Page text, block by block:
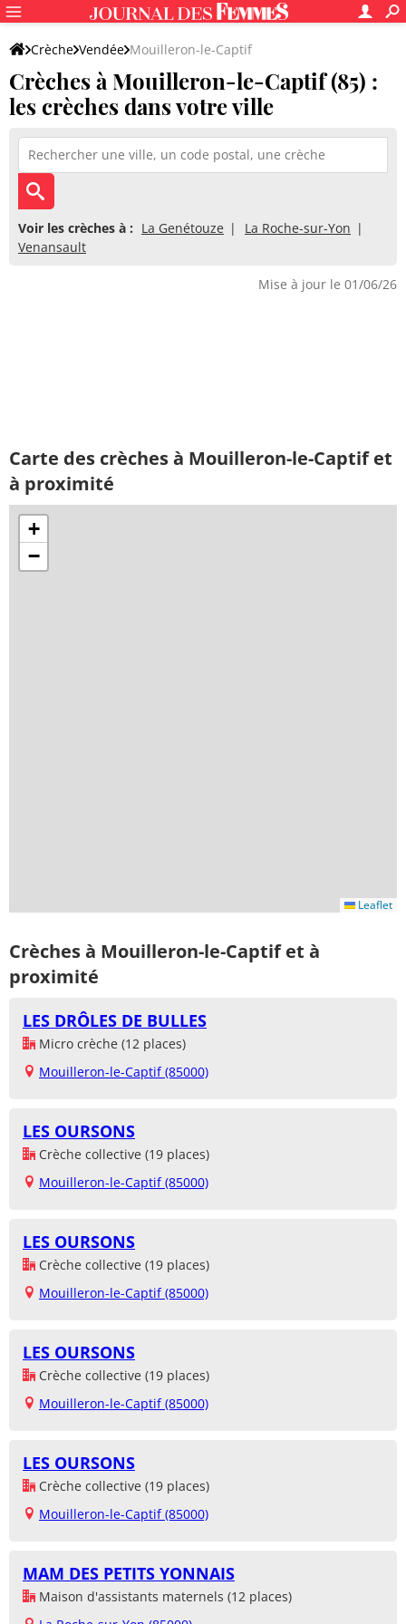
Crèche Vendée Mouilleron-le-Captif
Crèches à Mouilleron-le-Captif (85) :
les crèches dans votre ville
Voir les crèches à : La Genétouze
La Roche-sur-Yon
Venansault
Mise à jour le 01/06/26
Carte des crèches à Mouilleron-le-Captif et
à proximité
+
−
Leaflet
Crèches à Mouilleron-le-Captif et à
proximité
LES DRÔLES DE BULLES
Micro crèche (12 places)
Mouilleron-le-Captif (85000)
LES OURSONS
Crèche collective (19 places)
Mouilleron-le-Captif (85000)
LES OURSONS
Crèche collective (19 places)
Mouilleron-le-Captif (85000)
LES OURSONS
Crèche collective (19 places)
Mouilleron-le-Captif (85000)
LES OURSONS
Crèche collective (19 places)
Mouilleron-le-Captif (85000)
MAM DES PETITS YONNAIS
Maison d'assistants maternels (12 places)